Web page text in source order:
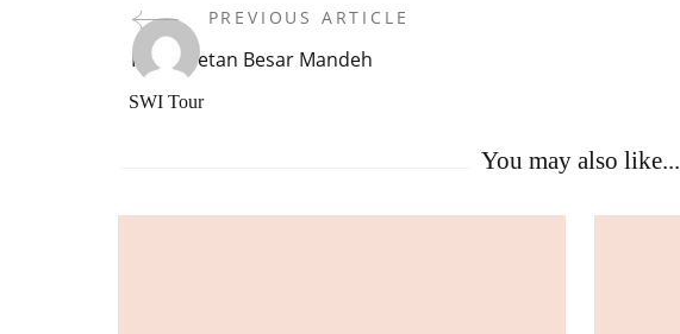
SWI Tour
Post
Navigation
PREVIOUS ARTICLE
Pulau Setan Besar Mandeh
You may also like...